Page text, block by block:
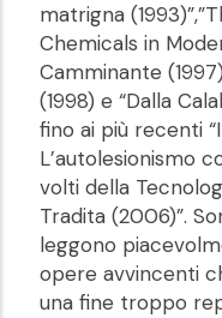
matrigna
Chemicals in
Camminante
(1998) e “Dalla
fino ai più recenti
L’autolesionismo
volti della
Tradita (2006)”.
leggono
opere avvincenti
una fine troppo